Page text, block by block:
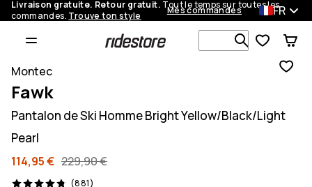
Livraison gratuite. Retour gratuit. Tout le temps sur toutes les
commandes. Trouve ton style Mes commandes FR
Recherche
Montec
Fawk
Pantalon de Ski Homme Bright Yellow/Black/Light
Pearl
114,95 € 229,90 €
(881)
881 avis, 4.8/5